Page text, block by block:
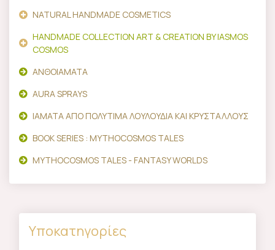
NATURAL HANDMADE COSMETICS
HANDMADE COLLECTION ART & CREATION BY IASMOS
COSMOS
ΑΝΘΟΙΑΜΑΤΑ
AURA SPRAYS
ΙΑΜΑΤΑ ΑΠΟ ΠΟΛΥΤΙΜΑ ΛΟΥΛΟΥΔΙΑ ΚΑΙ ΚΡΥΣΤΑΛΛΟΥΣ
BOOK SERIES : MYTHOCOSMOS TALES
MYTHOCOSMOS TALES - FANTASY WORLDS
Υποκατηγορίες